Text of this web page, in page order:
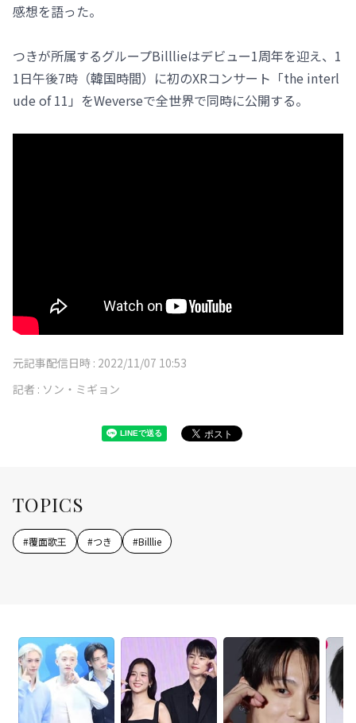
感想を語った。
つきが所属するグループBilllieはデビュー1周年を迎え、1
1日午後7時（韓国時間）に初のXRコンサート「the interl
ude of 11」をWeverseで全世界で同時に公開する。
元記事配信日時 : 2022/11/07 10:53
記者 : ソン・ミギョン
TOPICS
#覆面歌王 #つき #Billlie